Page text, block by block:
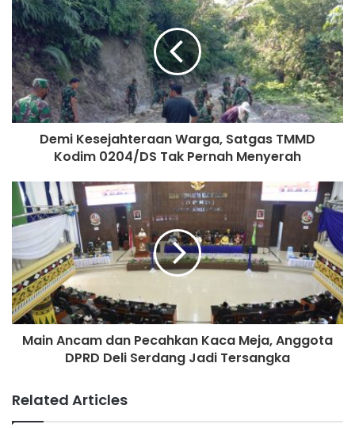
i
t
e
Demi Kesejahteraan Warga, Satgas TMMD
Kodim 0204/DS Tak Pernah Menyerah
Main Ancam dan Pecahkan Kaca Meja, Anggota
DPRD Deli Serdang Jadi Tersangka
Related Articles